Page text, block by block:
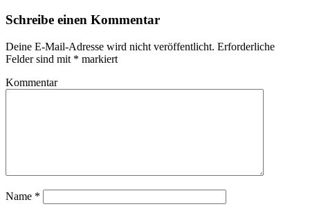
Schreibe einen Kommentar
Deine E-Mail-Adresse wird nicht veröffentlicht. Erforderliche
Felder sind mit * markiert
Kommentar
Name *